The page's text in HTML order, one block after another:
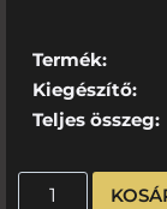
Termék:
Kiegészítő:
Teljes összeg: